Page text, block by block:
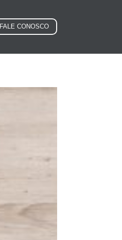
FALE CONOSCO